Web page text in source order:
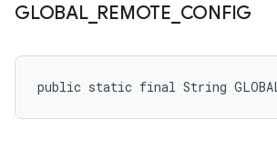
GLOBAL_ REMOTE CONFIG
public static final String